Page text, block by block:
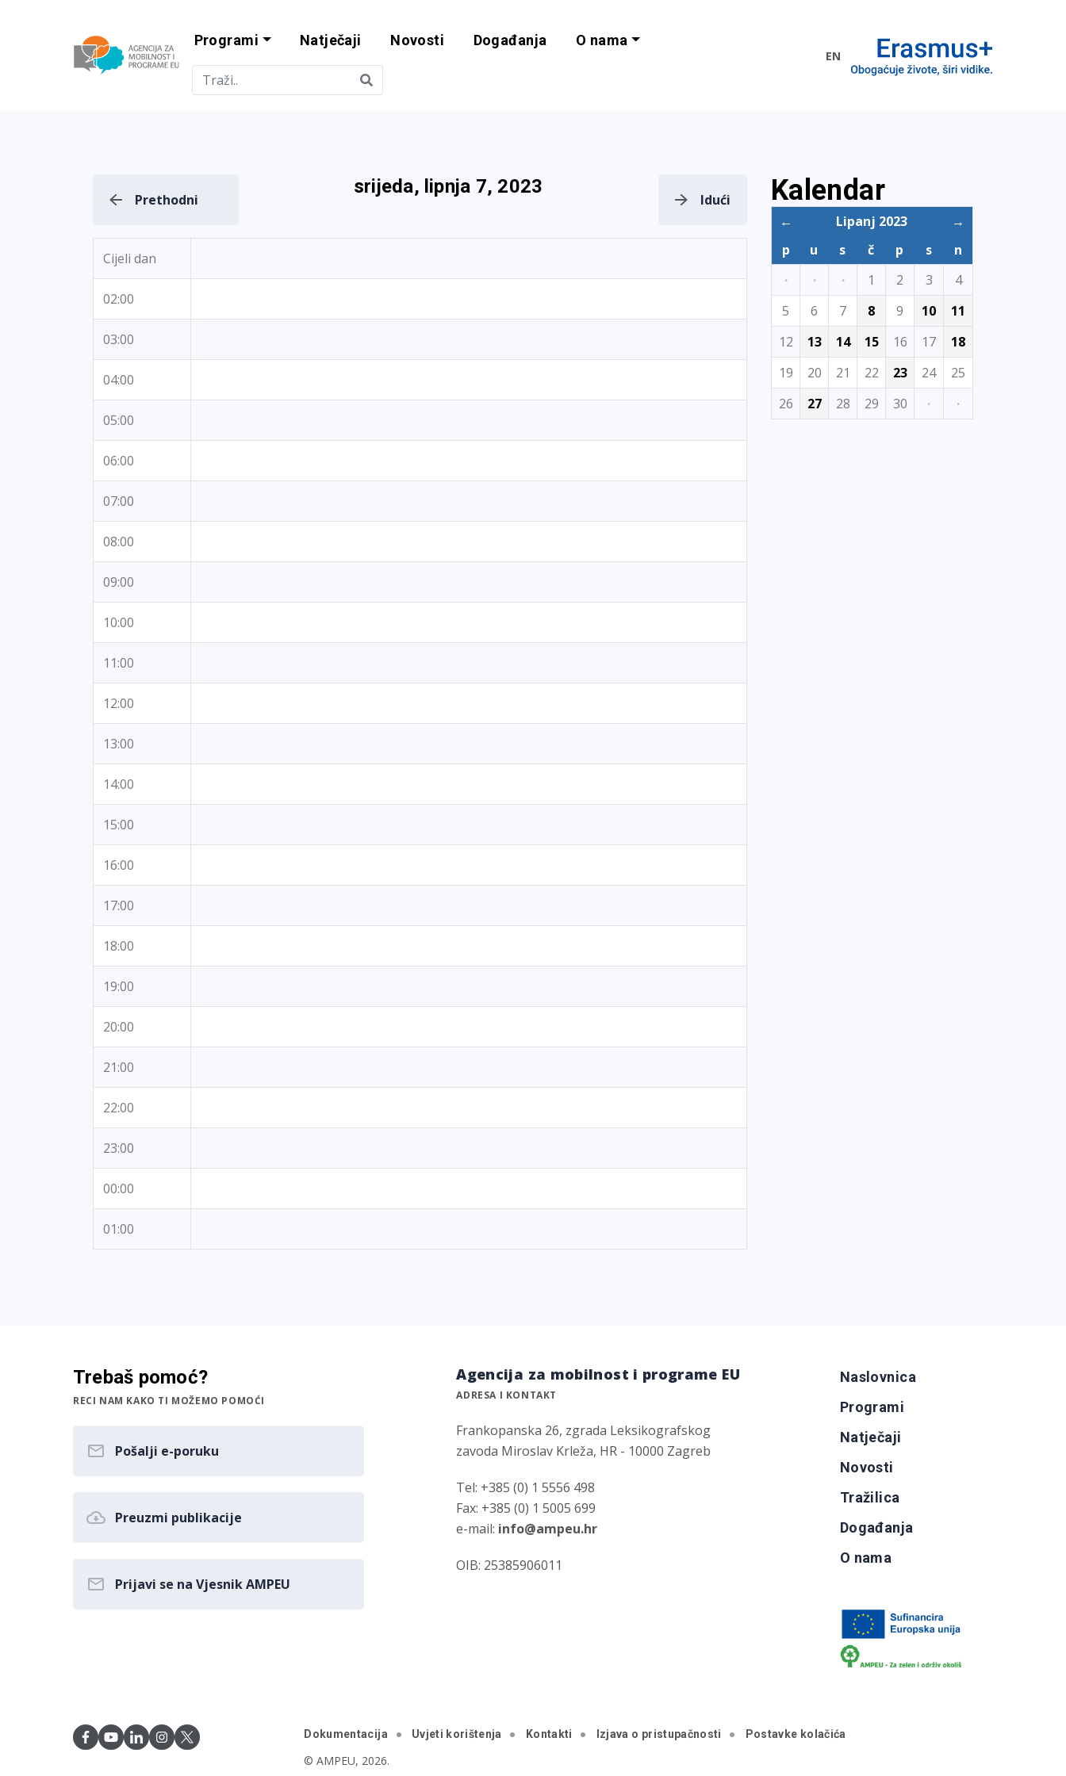
Agencija za mobilnost i programe EU
Programi Natječaji Novosti Događanja O nama
EN
Prethodni
srijeda, lipnja 7, 2023
Idući
Cijeli dan
02:00
03:00
04:00
05:00
06:00
07:00
08:00
09:00
10:00
11:00
12:00
13:00
14:00
15:00
16:00
17:00
18:00
19:00
20:00
21:00
22:00
23:00
00:00
01:00
Kalendar
← Lipanj 2023
→
p
u s č p s
n
·
· · 1 2 3
4
5
6 7 8 9 10
11
12
13 14 15 16 17
18
19
20 21 22 23 24
25
26
27 28 29 30 · ·
Trebaš pomoć?
RECI NAM KAKO TI MOŽEMO POMOĆI
Pošalji e-poruku
Preuzmi publikacije
Prijavi se na Vjesnik AMPEU
Agencija za mobilnost i programe EU
ADRESA I KONTAKT
Frankopanska 26, zgrada Leksikografskog
zavoda Miroslav Krleža, HR - 10000 Zagreb
Tel: +385 (0) 1 5556 498
Fax: +385 (0) 1 5005 699
e-mail: info@ampeu.hr
OIB: 25385906011
Naslovnica
Programi
Natječaji
Novosti
Tražilica
Događanja
O nama
Dokumentacija Uvjeti korištenja Kontakti Izjava o pristupačnosti Postavke kolačića
© AMPEU, 2026.